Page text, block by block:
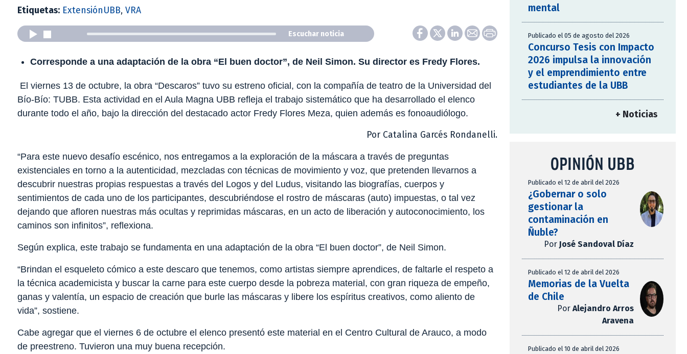
Etiquetas: ExtensiónUBB, VRA
Escuchar noticia
Corresponde a una adaptación de la obra “El buen doctor”, de Neil Simon. Su director es Fredy Flores.
El viernes 13 de octubre, la obra “Descaros” tuvo su estreno oficial, con la compañía de teatro de la Universidad del
Bío-Bío: TUBB. Esta actividad en el Aula Magna UBB refleja el trabajo sistemático que ha desarrollado el elenco
durante todo el año, bajo la dirección del destacado actor Fredy Flores Meza, quien además es fonoaudiólogo.
Por Catalina Garcés Rondanelli.
“Para este nuevo desafío escénico, nos entregamos a la exploración de la máscara a través de preguntas
existenciales en torno a la autenticidad, mezcladas con técnicas de movimiento y voz, que pretenden llevarnos a
descubrir nuestras propias respuestas a través del Logos y del Ludus, visitando las biografías, cuerpos y
sentimientos de cada uno de los participantes, descubriéndose el rostro de máscaras (auto) impuestas, o tal vez
dejando que afloren nuestras más ocultas y reprimidas máscaras, en un acto de liberación y autoconocimiento, los
caminos son infinitos”, reflexiona.
Según explica, este trabajo se fundamenta en una adaptación de la obra “El buen doctor”, de Neil Simon.
“Brindan el esqueleto cómico a este descaro que tenemos, como artistas siempre aprendices, de faltarle el respeto a
la técnica academicista y buscar la carne para este cuerpo desde la pobreza material, con gran riqueza de empeño,
ganas y valentía, un espacio de creación que burle las máscaras y libere los espíritus creativos, como aliento de
vida”, sostiene.
Cabe agregar que el viernes 6 de octubre el elenco presentó este material en el Centro Cultural de Arauco, a modo
de preestreno. Tuvieron una muy buena recepción.
mental
Publicado el 05 de agosto del 2026
Concurso Tesis con Impacto
2026 impulsa la innovación
y el emprendimiento entre
estudiantes de la UBB
+ Noticias
OPINIÓN UBB
Publicado el 12 de abril del 2026
¿Gobernar o solo
gestionar la
contaminación en
Ñuble?
Por José Sandoval Díaz
Publicado el 12 de abril del 2026
Memorias de la Vuelta
de Chile
Por Alejandro Arros
Aravena
Publicado el 10 de abril del 2026